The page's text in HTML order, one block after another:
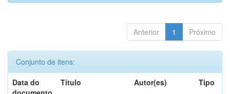
Anterior 1 Próximo
Conjunto de itens:
Data do
Título Autor(es) Tipo